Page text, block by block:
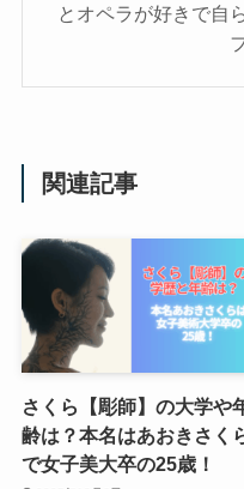
とオペラが好きで自
関連記事
さくら【彫師】の大学や
齢は？本名はあおきさく
で女子美大卒の25歳！